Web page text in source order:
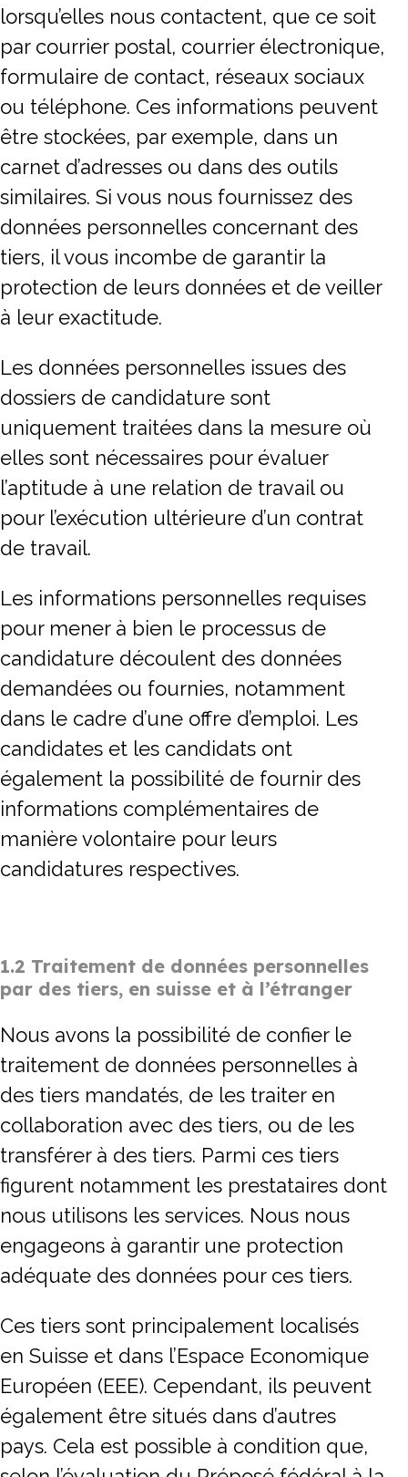
lorsqu’elles nous contactent, que ce soit
par courrier postal, courrier électronique,
formulaire de contact, réseaux sociaux
ou téléphone. Ces informations peuvent
être stockées, par exemple, dans un
carnet d’adresses ou dans des outils
similaires. Si vous nous fournissez des
données personnelles concernant des
tiers, il vous incombe de garantir la
protection de leurs données et de veiller
à leur exactitude.
Les données personnelles issues des
dossiers de candidature sont
uniquement traitées dans la mesure où
elles sont nécessaires pour évaluer
l’aptitude à une relation de travail ou
pour l’exécution ultérieure d’un contrat
de travail.
Les informations personnelles requises
pour mener à bien le processus de
candidature découlent des données
demandées ou fournies, notamment
dans le cadre d’une offre d’emploi. Les
candidates et les candidats ont
également la possibilité de fournir des
informations complémentaires de
manière volontaire pour leurs
candidatures respectives.
1.2 Traitement de données personnelles
par des tiers, en suisse et à l’étranger
Nous avons la possibilité de confier le
traitement de données personnelles à
des tiers mandatés, de les traiter en
collaboration avec des tiers, ou de les
transférer à des tiers. Parmi ces tiers
figurent notamment les prestataires dont
nous utilisons les services. Nous nous
engageons à garantir une protection
adéquate des données pour ces tiers.
Ces tiers sont principalement localisés
en Suisse et dans l’Espace Economique
Européen (EEE). Cependant, ils peuvent
également être situés dans d’autres
pays. Cela est possible à condition que,